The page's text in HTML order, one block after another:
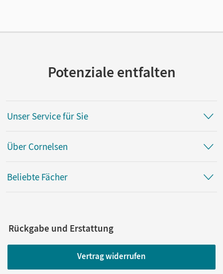
Potenziale entfalten
Unser Service für Sie
Über Cornelsen
Beliebte Fächer
Rückgabe und Erstattung
Vertrag widerrufen